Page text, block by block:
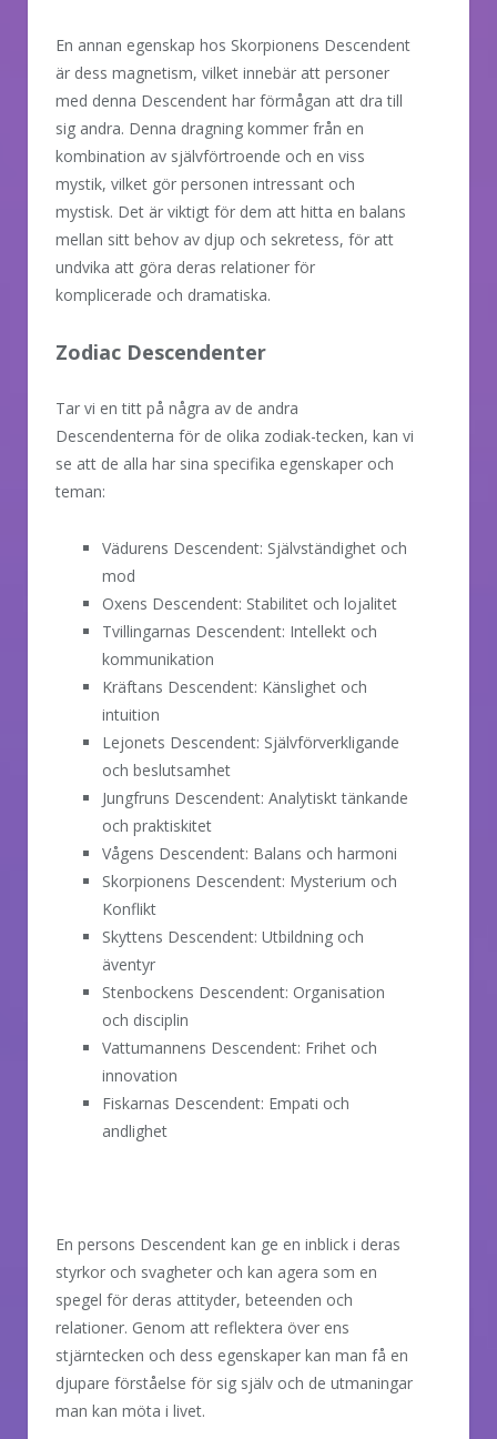
En annan egenskap hos Skorpionens Descendent
är dess magnetism, vilket innebär att personer
med denna Descendent har förmågan att dra till
sig andra. Denna dragning kommer från en
kombination av självförtroende och en viss
mystik, vilket gör personen intressant och
mystisk. Det är viktigt för dem att hitta en balans
mellan sitt behov av djup och sekretess, för att
undvika att göra deras relationer för
komplicerade och dramatiska.
Zodiac Descendenter
Tar vi en titt på några av de andra
Descendenterna för de olika zodiak-tecken, kan vi
se att de alla har sina specifika egenskaper och
teman:
Vädurens Descendent: Självständighet och
mod
Oxens Descendent: Stabilitet och lojalitet
Tvillingarnas Descendent: Intellekt och
kommunikation
Kräftans Descendent: Känslighet och
intuition
Lejonets Descendent: Självförverkligande
och beslutsamhet
Jungfruns Descendent: Analytiskt tänkande
och praktiskitet
Vågens Descendent: Balans och harmoni
Skorpionens Descendent: Mysterium och
Konflikt
Skyttens Descendent: Utbildning och
äventyr
Stenbockens Descendent: Organisation
och disciplin
Vattumannens Descendent: Frihet och
innovation
Fiskarnas Descendent: Empati och
andlighet
En persons Descendent kan ge en inblick i deras
styrkor och svagheter och kan agera som en
spegel för deras attityder, beteenden och
relationer. Genom att reflektera över ens
stjärntecken och dess egenskaper kan man få en
djupare förståelse för sig själv och de utmaningar
man kan möta i livet.